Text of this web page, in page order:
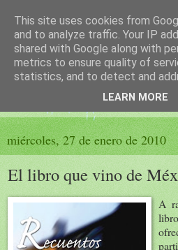
El sueño de las
PÁGINA LITERARIA DE FELISA
miércoles, 27 de enero de 2010
El libro que vino de
A
This site uses cookies from
and to analyze traffic. Your IP
shared with Google along with
metrics to ensure quality of
statistics, and to detect and
LEARN MORE